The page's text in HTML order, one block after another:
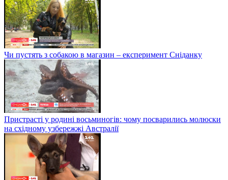
Чи пустять з собакою в магазин – експеримент Сніданку
Пристрасті у родині восьминогів: чому посварились молюски
на східному узбережжі Австралії